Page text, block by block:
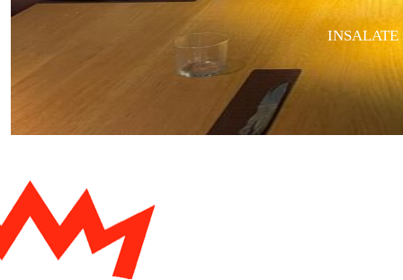
INSALATE